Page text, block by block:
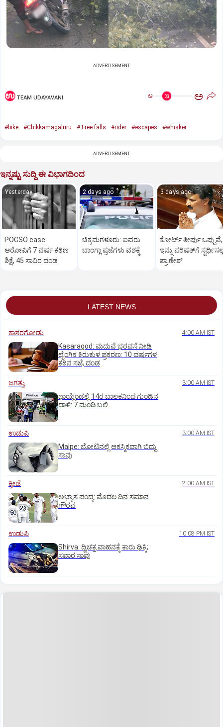
ADVERTISEMENT
TEAM UDAYAVANI ಅ ಅ
#bike #Chikkamagaluru #Tree falls #rider #escapes #whisker
ADVERTISEMENT
ಇನ್ನಷ್ಟು ಸುದ್ದಿ ಈ ವಿಭಾಗದಿಂದ
Yesterday
POCSO case:
ಆರೋಪಿಗೆ 7 ವರ್ಷ ಕಠಿಣ
ಶಿಕ್ಷೆ, 45 ಸಾವಿರ ದಂಡ
2 days ago
ಚಿಕ್ಕಮಗಳೂರು: ಐವರು
ಬಾಂಗ್ಲಾ ಪ್ರಜೆಗಳು ವಶಕ್ಕೆ
3 days ago
ಕೋರ್ಟ್‌ ತೀರ್ಪು ಒಪ್ಪುವೆ,
ಇನ್ನು ಪರಿಷತ್‌ಗೆ
ಪ್ರಾಣೇಶ್‌
LATEST NEWS
ಕಾಸರಗೋಡು 4:00 AM IST
Kasaragod: ಮದುವೆ ಭರವಸೆ ನೀಡಿ
ಲೈಂಗಿಕ ಕಿರುಕುಳ ಪ್ರಕರಣ: 10 ವರ್ಷಗಳ
ಕಠಿನ ಸಜೆ, ದಂಡ
ಜಗತ್ತು 3:00 AM IST
ಥಾಯ್ಲೆಂಡಲ್ಲಿ 14ರ ಬಾಲಕನಿಂದ ಗುಂಡಿನ
ದಾಳಿ: 7 ಮಂದಿ ಬಲಿ
ಉಡುಪಿ 3:00 AM IST
Malpe: ಬೋಟಿನಲ್ಲಿ ಆಕಸ್ಮಿಕವಾಗಿ ಬಿದ್ದು
ಸಾವು
ಕ್ರೀಡೆ 2:00 AM IST
ಅಭ್ಯಾಸ ಪಂದ್ಯ: ಮೊದಲ ದಿನ ಸಮಾನ
ಗೌರವ
ಉಡುಪಿ 10:08 PM IST
Shirva: ದ್ವಿಚಕ್ರ ವಾಹನಕ್ಕೆ ಕಾರು ಢಿಕ್ಕಿ;
ಸವಾರ ಸಾವು